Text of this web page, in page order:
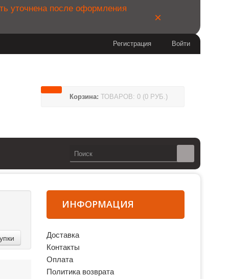
уточнена после оформления
×
Войти
Регистрация
Корзина: ТОВАРОВ: 0 (0 РУБ.)
ИНФОРМАЦИЯ
Доставка
Контакты
Оплата
Политика возврата